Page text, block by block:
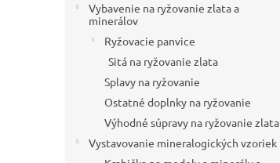
Vybavenie na ryžovanie zlata a
minerálov
Ryžovacie panvice
Sitá na ryžovanie zlata
Splavy na ryžovanie
Ostatné doplnky na ryžovanie
Výhodné súpravy na ryžovanie zlata
Vystavovanie mineralogických vzoriek